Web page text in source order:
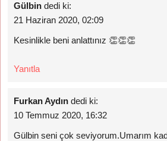
Gülbin dedi ki:
21 Haziran 2020, 02:09
Kesinlikle beni anlattınız 👏👏👏
Yanıtla
Furkan Aydın dedi ki:
10 Temmuz 2020, 16:32
Gülbin seni çok seviyorum.Umarım